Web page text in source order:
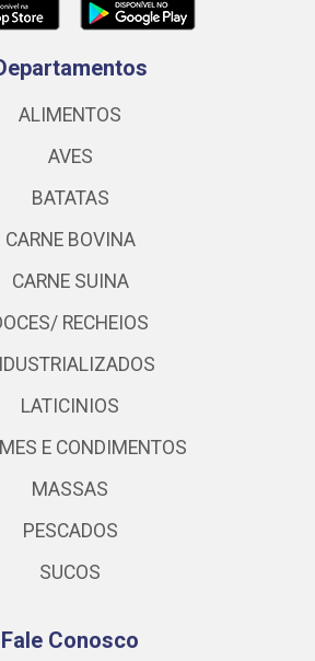
ALIMENTOS
AVES
BATATAS
CARNE BOVINA
CARNE SUINA
RECHEIOS
LATICINIOS
E CONDIMENTOS
MASSAS
PESCADOS
SUCOS
Fale Conosco